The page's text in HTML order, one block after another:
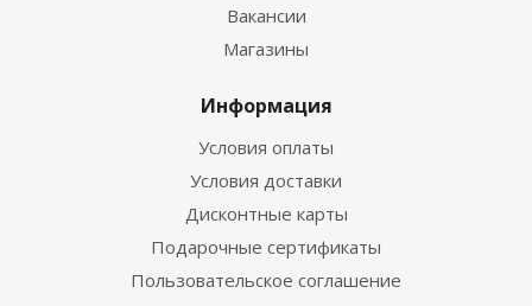
Вакансии
Магазины
Информация
Условия оплаты
Условия доставки
Дисконтные карты
Подарочные сертификаты
Пользовательское соглашение